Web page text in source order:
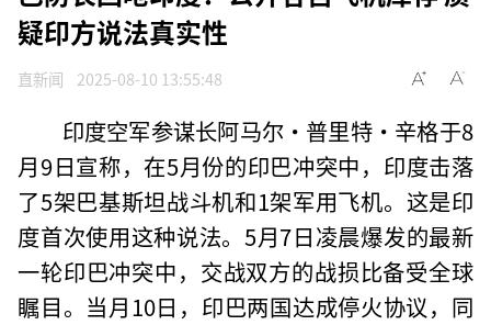
疑印方说法真实性
直新闻 2025-08-10 13:55:48
印度空军参谋长阿马尔·普里特·辛格于8
月9日宣称，在5月份的印巴冲突中，印度击落
了5架巴基斯坦战斗机和1架军用飞机。这是印
度首次使用这种说法。5月7日凌晨爆发的最新
一轮印巴冲突中，交战双方的战损比备受全球
瞩目。当月10日，印巴两国达成停火协议，同